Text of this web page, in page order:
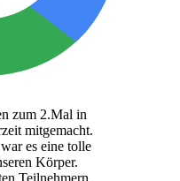
zum 2.Mal in
mitgemacht.
es eine tolle
Körper.